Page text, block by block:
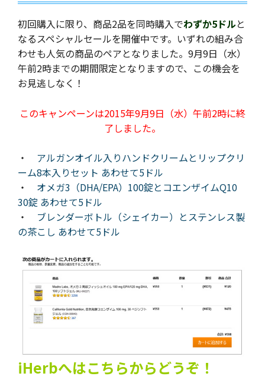
初回購入に限り、商品2品を同時購入でわずか5ドルと
なるスペシャルセールを開催中です。いずれの組み合
わせも人気の商品のペアとなりました。9月9日（水）
午前2時までの期間限定となりますので、この機会を
お見逃しなく！
このキャンペーンは2015年9月9日（水）午前2時に終
了しました。
・ アルガンオイル入りハンドクリームとリップクリ
ーム8本入りセット あわせて5ドル
・ オメガ3（DHA/EPA）100錠とコエンザイムQ10
30錠 あわせて5ドル
・ ブレンダーボトル（シェイカー）とステンレス製
の茶こし あわせて5ドル
iHerbへはこちらからどうぞ！